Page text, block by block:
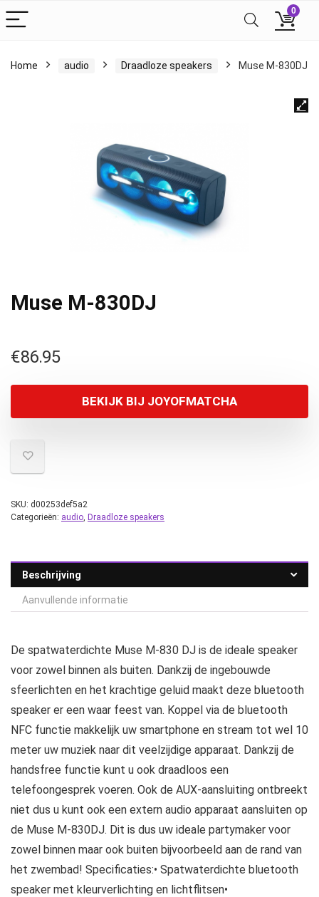
0
Home audio Draadloze speakers Muse M-830DJ
Muse M-830DJ
€86.95
BEKIJK BIJ JOYOFMATCHA
SKU: d00253def5a2
Categorieën: audio, Draadloze speakers
Beschrijving
Aanvullende informatie
De spatwaterdichte Muse M-830 DJ is de ideale speaker
voor zowel binnen als buiten. Dankzij de ingebouwde
sfeerlichten en het krachtige geluid maakt deze bluetooth
speaker er een waar feest van. Koppel via de bluetooth
NFC functie makkelijk uw smartphone en stream tot wel 10
meter uw muziek naar dit veelzijdige apparaat. Dankzij de
handsfree functie kunt u ook draadloos een
telefoongesprek voeren. Ook de AUX-aansluiting ontbreekt
niet dus u kunt ook een extern audio apparaat aansluiten op
de Muse M-830DJ. Dit is dus uw ideale partymaker voor
zowel binnen maar ook buiten bijvoorbeeld aan de rand van
het zwembad! Specificaties:• Spatwaterdichte bluetooth
speaker met kleurverlichting en lichtflitsen•